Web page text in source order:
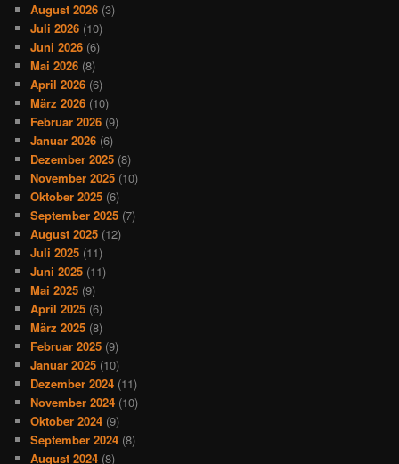
August 2026 (3)
Juli 2026 (10)
Juni 2026 (6)
Mai 2026 (8)
April 2026 (6)
März 2026 (10)
Februar 2026 (9)
Januar 2026 (6)
Dezember 2025 (8)
November 2025 (10)
Oktober 2025 (6)
September 2025 (7)
August 2025 (12)
Juli 2025 (11)
Juni 2025 (11)
Mai 2025 (9)
April 2025 (6)
März 2025 (8)
Februar 2025 (9)
Januar 2025 (10)
Dezember 2024 (11)
November 2024 (10)
Oktober 2024 (9)
September 2024 (8)
August 2024 (8)